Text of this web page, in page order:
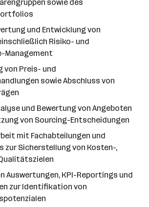
sowie des
und Entwicklung von
Risiko- und
Management
von Preis- und
sowie Abschluss von
und Bewertung von Angeboten
von Sourcing-Entscheidungen
mit Fachabteilungen und
zur Sicherstellung von Kosten-,
Auswertungen, KPI-Reportings und
zur Identifikation von